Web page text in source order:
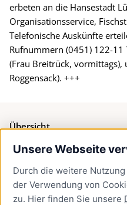
Unsere Webseite
Durch die weitere
der Verwendung von
zu. Hier finden Sie unsere
erbeten an die Hansestadt
Organisationsservice,
Telefonische Auskünfte
Rufnummern (0451) 122-
(Frau Breitrück, vormittags),
Roggensack). +++
Übersicht
Bürgerservice
Presse
Newsletter Lübeck:kompakt